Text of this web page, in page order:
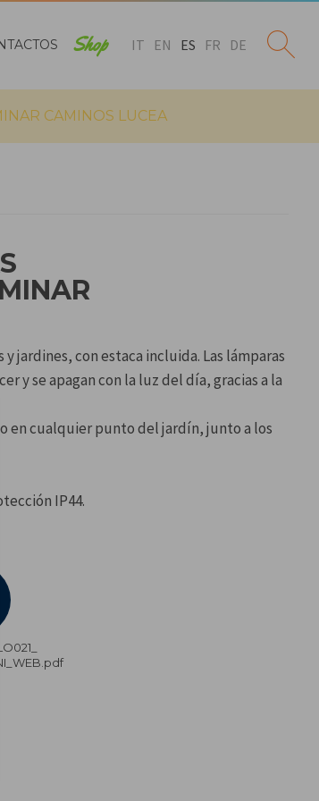
Shop IT EN ES FR DE
CAMINOS LUCEA
jardines, con estaca incluida. Las lámparas
y se apagan con la luz del día, gracias a la
en cualquier punto del jardín, junto a los
IP44.